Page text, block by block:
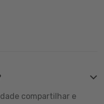
compartilhar e